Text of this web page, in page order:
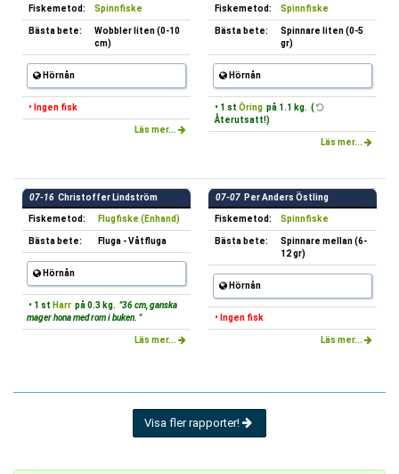
Fiskemetod: Spinnfiske
Bästa bete:
Wobbler liten (0-10
cm)
Hörnån
• Ingen fisk
Läs mer...
Fiskemetod: Spinnfiske
Bästa bete:
Spinnare liten (0-5
gr)
Hörnån
• 1 st Öring på 1.1 kg. (
Återutsatt!)
Läs mer...
07-16 Christoffer Lindström
Fiskemetod: Flugfiske (Enhand)
Bästa bete: Fluga - Våtfluga
Hörnån
• 1 st Harr på 0.3 kg. "36 cm, ganska
mager hona med rom i buken. "
Läs mer...
07-07 Per Anders Östling
Fiskemetod: Spinnfiske
Bästa bete:
Spinnare mellan (6-
12 gr)
Hörnån
• Ingen fisk
Läs mer...
Visa fler rapporter!